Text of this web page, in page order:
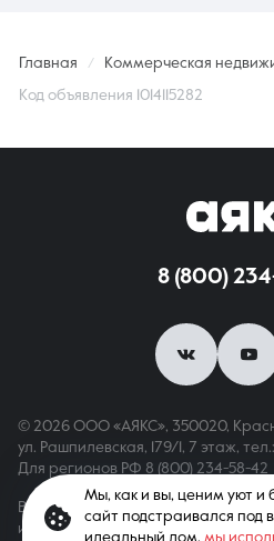
Главная Коммерческая
Код объявления 1014115282
8 (800)
© 2026 ООО «АЯКС», 350020,
ул. Рашпилевская, 179/1, 7 этаж,
Для регионов РФ 8 (800) 234-58-42
Вся информация, опубликованная
информационный характер и не
Мы, как и вы, ценим уют и
сайт подстраивался под
идеальный дом, мы